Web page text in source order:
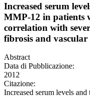
Increased serum
MMP-12 in patients
correlation with
fibrosis and vascular
Abstract
Data di Pubblicazione:
2012
Citazione:
Increased serum levels